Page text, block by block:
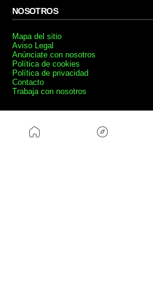
NOSOTROS
Mapa del sitio
Aviso Legal
Anúnciate con nosotros
Política de cookies
Política de privacidad
Contacto
Trabaja con nosotros